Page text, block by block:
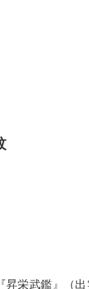
『昇栄武鑑』（